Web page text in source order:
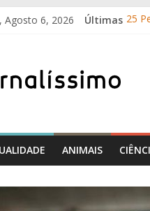
Agosto 6, 2026 Últimas 25
ANIMAIS